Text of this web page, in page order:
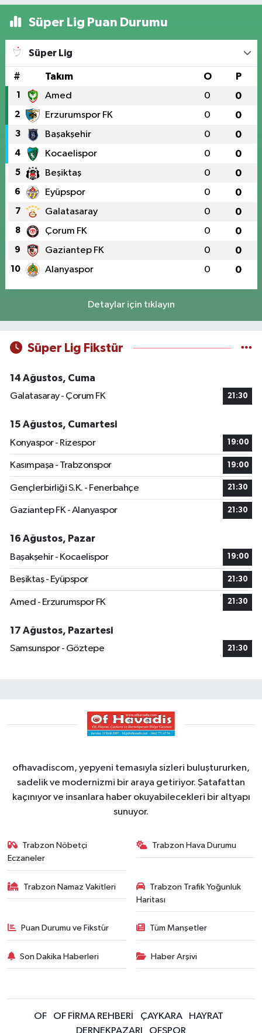
Süper Lig Puan Durumu
Süper Lig
# Takım O P
1 Amed 0 0
2 Erzurumspor FK 0 0
3 Başakşehir 0 0
4 Kocaelispor 0 0
5 Beşiktaş 0 0
6 Eyüpspor 0 0
7 Galatasaray 0 0
8 Çorum FK 0 0
9 Gaziantep FK 0 0
10 Alanyaspor 0 0
Detaylar için tıklayın
Süper Lig Fikstür
14 Ağustos, Cuma
Galatasaray - Çorum FK
21:30
15 Ağustos, Cumartesi
Konyaspor - Rizespor
19:00
Kasımpaşa - Trabzonspor 19:00
Gençlerbirliği S.K. - Fenerbahçe 21:30
Gaziantep FK - Alanyaspor 21:30
16 Ağustos, Pazar
Başakşehir - Kocaelispor
19:00
Beşiktaş - Eyüpspor 21:30
Amed - Erzurumspor FK 21:30
17 Ağustos, Pazartesi
Samsunspor - Göztepe
21:30
ofhavadiscom, yepyeni temasıyla sizleri buluştururken,
sadelik ve modernizmi bir araya getiriyor. Şatafattan
kaçınıyor ve insanlara haber okuyabilecekleri bir altyapı
sunuyor.
Trabzon Nöbetçi
Eczaneler
Trabzon Hava Durumu
Trabzon Namaz Vakitleri
Trabzon Trafik Yoğunluk
Haritası
Puan Durumu ve Fikstür Tüm Manşetler
Son Dakika Haberleri Haber Arşivi
OF OF FİRMA REHBERİ ÇAYKARA
HAYRAT
DERNEKPAZARI
OFSPOR